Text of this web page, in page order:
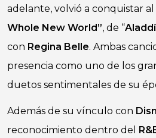
adelante, volvió a conquistar
Whole New World”, de “
con Regina Belle. Ambas
presencia como uno de los
duetos sentimentales de su
Además de su vínculo con
reconocimiento dentro del